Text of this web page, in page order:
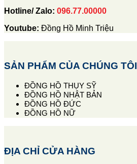
Hotline/ Zalo: 096.77.00000
Youtube: Đồng Hồ Minh Triệu
SẢN PHẨM CỦA CHÚNG TÔI
ĐỒNG HỒ THỤY SỸ
ĐỒNG HỒ NHẬT BẢN
ĐỒNG HỒ ĐỨC
ĐỒNG HỒ NỮ
ĐỊA CHỈ CỬA HÀNG